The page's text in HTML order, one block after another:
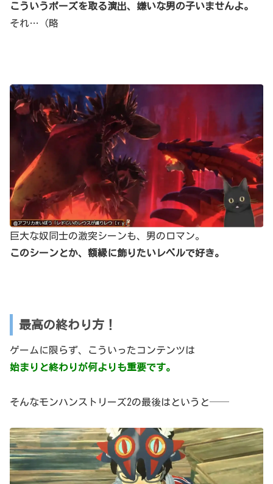
こういうポーズを取る演出、嫌いな男の子いませんよ。
それ…（略
巨大な奴同士の激突シーンも、男のロマン。
このシーンとか、額縁に飾りたいレベルで好き。
最高の終わり方！
ゲームに限らず、こういったコンテンツは
始まりと終わりが何よりも重要です。
そんなモンハンストリーズ2の最後はというと──